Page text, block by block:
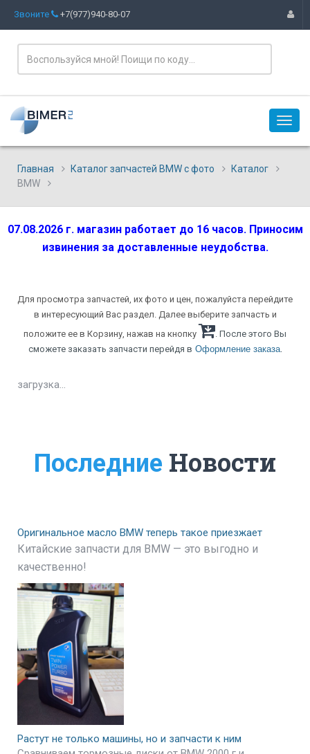
Звоните +7(977)940-80-07
Главная Каталог запчастей BMW с фото
Каталог
BMW
07.08.2026 г. магазин работает до 16 часов. Приносим
извинения за доставленные неудобства.
Для просмотра запчастей, их фото и цен, пожалуйста перейдите
в интересующий Вас раздел. Далее выберите запчасть и
положите ее в Корзину, нажав на кнопку
. После этого Вы
сможете заказать запчасти перейдя в Оформление заказа.
загрузка...
Последние Новости
Оригинальное масло BMW теперь такое приезжает
Китайские запчасти для BMW — это выгодно и
качественно!
Растут не только машины, но и запчасти к ним